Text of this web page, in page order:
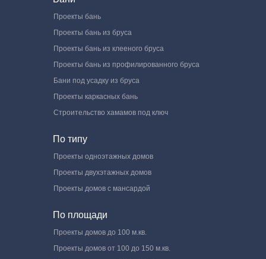
Проекты бань
Проекты бань из бруса
Проекты бань из клееного бруса
Проекты бань из профилированного бруса
Бани под усадку из бруса
Проекты каркасных бань
Строительство хамамов под ключ
По типу
Проекты одноэтажных домов
Проекты двухэтажных домов
Проекты домов с мансардой
По площади
Проекты домов до 100 м.кв.
Проекты домов от 100 до 150 м.кв.